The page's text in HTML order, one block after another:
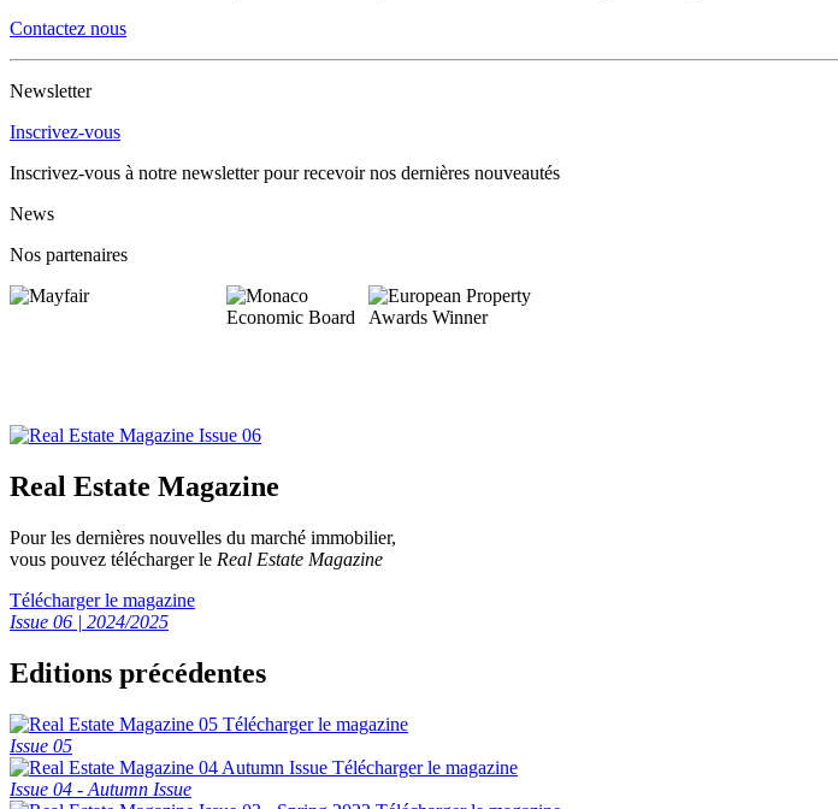
Contactez nous
Newsletter
Inscrivez-vous
Inscrivez-vous à notre newsletter pour recevoir nos dernières nouveautés
News
Nos partenaires
Real Estate Magazine
Pour les dernières nouvelles du marché immobilier,
vous pouvez télécharger le Real Estate Magazine
Télécharger le magazine
Issue 06 | 2024/2025
Editions précédentes
Télécharger le magazine
Issue 05
Télécharger le magazine
Issue 04 - Autumn Issue